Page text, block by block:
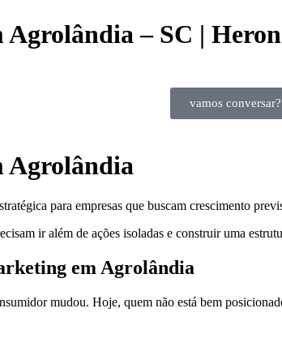
– SC |
vamos conversar?
Agrolândia
para empresas que buscam crescimento
ir além de ações isoladas e construir uma
em Agrolândia
mudou. Hoje, quem não está bem